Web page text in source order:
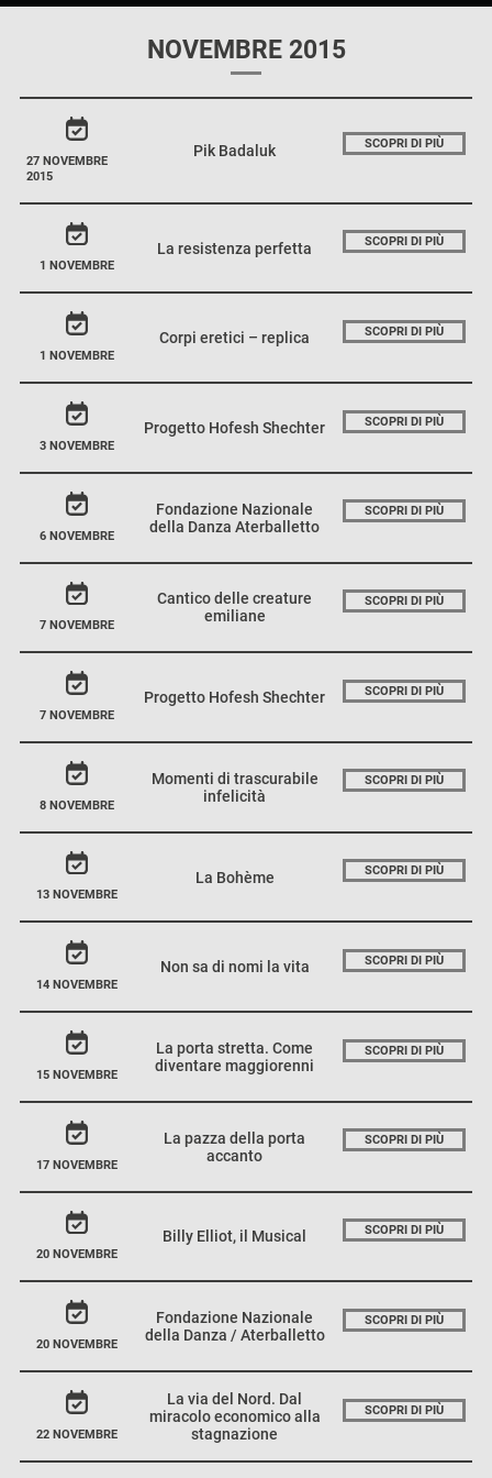
NOVEMBRE 2015
27 NOVEMBRE
2015
Pik Badaluk SCOPRI DI PIÙ
1 NOVEMBRE
La resistenza perfetta SCOPRI DI PIÙ
1 NOVEMBRE
Corpi eretici – replica SCOPRI DI PIÙ
3 NOVEMBRE
Progetto Hofesh Shechter SCOPRI DI PIÙ
6 NOVEMBRE
Fondazione Nazionale
della Danza Aterballetto
SCOPRI DI PIÙ
7 NOVEMBRE
Cantico delle creature
emiliane
SCOPRI DI PIÙ
7 NOVEMBRE
Progetto Hofesh Shechter SCOPRI DI PIÙ
8 NOVEMBRE
Momenti di trascurabile
infelicità
SCOPRI DI PIÙ
13 NOVEMBRE
La Bohème SCOPRI DI PIÙ
14 NOVEMBRE
Non sa di nomi la vita SCOPRI DI PIÙ
15 NOVEMBRE
La porta stretta. Come
diventare maggiorenni
SCOPRI DI PIÙ
17 NOVEMBRE
La pazza della porta
accanto
SCOPRI DI PIÙ
20 NOVEMBRE
Billy Elliot, il Musical SCOPRI DI PIÙ
20 NOVEMBRE
Fondazione Nazionale
della Danza / Aterballetto
SCOPRI DI PIÙ
22 NOVEMBRE
La via del Nord. Dal
miracolo economico alla
stagnazione
SCOPRI DI PIÙ